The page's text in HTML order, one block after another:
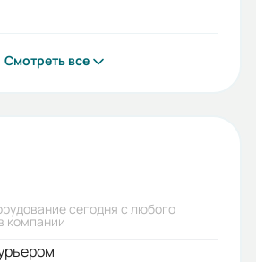
без рамы
Смотреть все
сегодня с любого
компании